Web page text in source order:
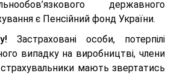
державного
є Пенсійний фонд України.
Застраховані особи, потерпілі
випадку на виробництві, члени
мають звертатись